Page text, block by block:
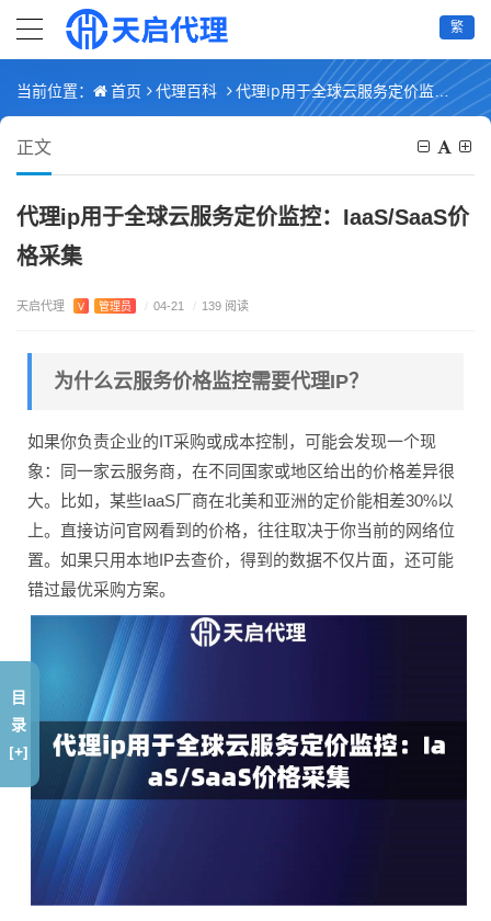
繁
当前位置： 首页 代理百科 代理ip用于全球云服务定价监控：IaaS/SaaS价格采集
正文
代理ip用于全球云服务定价监控：IaaS/SaaS价
格采集
天启代理 V 管理员 / 04-21 / 139 阅读
为什么云服务价格监控需要代理IP？
如果你负责企业的IT采购或成本控制，可能会发现一个现
象：同一家云服务商，在不同国家或地区给出的价格差异很
大。比如，某些IaaS厂商在北美和亚洲的定价能相差30%以
上。直接访问官网看到的价格，往往取决于你当前的网络位
置。如果只用本地IP去查价，得到的数据不仅片面，还可能
错过最优采购方案。
目
录
[+]